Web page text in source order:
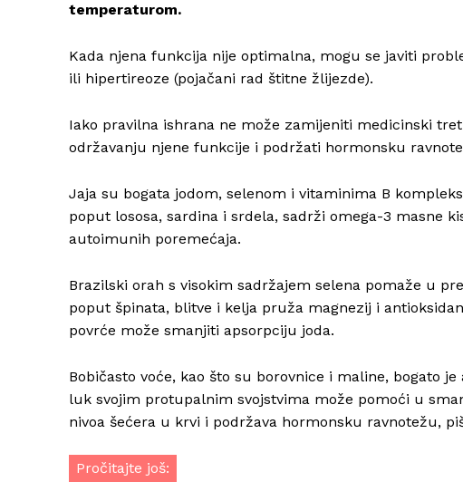
temperaturom.
Kada njena funkcija nije optimalna, mogu se javiti
ili hipertireoze (pojačani rad štitne žlijezde).
Iako pravilna ishrana ne može zamijeniti medicinski
održavanju njene funkcije i podržati hormonsku
Jaja su bogata jodom, selenom i vitaminima B
poput lososa, sardina i srdela, sadrži omega-3 masne
autoimunih poremećaja.
Brazilski orah s visokim sadržajem selena pomaže u
poput špinata, blitve i kelja pruža magnezij i
povrće može smanjiti apsorpciju joda.
Bobičasto voće, kao što su borovnice i maline, bogato
luk svojim protupalnim svojstvima može pomoći u
nivoa šećera u krvi i podržava hormonsku ravnotežu,
Pročitajte još: